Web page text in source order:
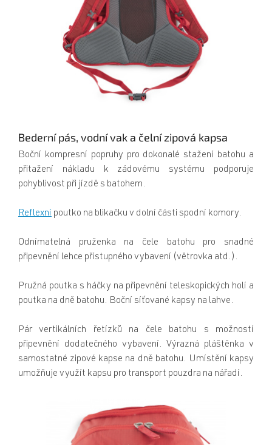
Bederní pás, vodní vak a čelní zipová kapsa
Boční kompresní popruhy pro dokonalé stažení batohu a
přitažení nákladu k zádovému systému podporuje
pohyblivost při jízdě s batohem.
Reflexní poutko na blikačku v dolní části spodní komory.
Odnímatelná pruženka na čele batohu pro snadné
připevnění lehce přístupného vybavení (větrovka atd.).
Pružná poutka s háčky na připevnění teleskopických holí a
poutka na dně batohu. Boční síťované kapsy na lahve.
Pár vertikálních řetízků na čele batohu s možností
připevnění dodatečného vybavení. Výrazná pláštěnka v
samostatné zipové kapse na dně batohu. Umístění kapsy
umožňuje využít kapsu pro transport pouzdra na nářadí.